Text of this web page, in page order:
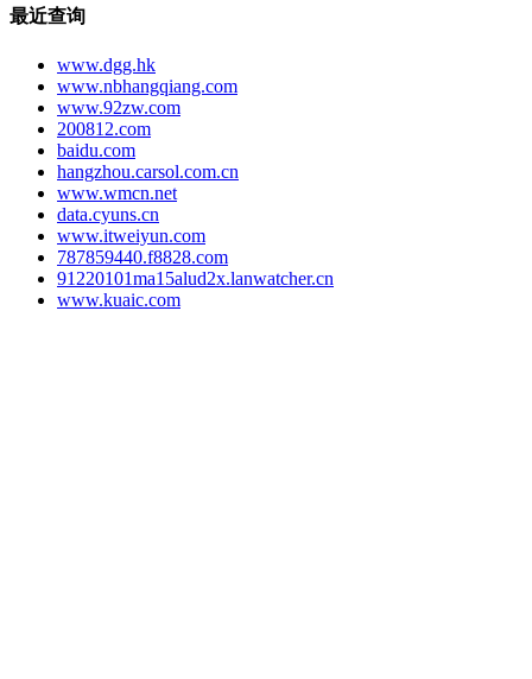
最近查询
www.dgg.hk
www.nbhangqiang.com
www.92zw.com
200812.com
baidu.com
hangzhou.carsol.com.cn
www.wmcn.net
data.cyuns.cn
www.itweiyun.com
787859440.f8828.com
91220101ma15alud2x.lanwatcher.cn
www.kuaic.com